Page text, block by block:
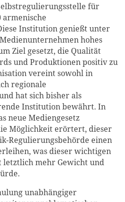
für
Institution genießt unter
hohes
Ziel gesetzt, die Qualität
und Produktionen positiv zu
vereint sowohl in
regionale
hat sich bisher als
Institution bewährt. In
neue Mediengesetz
Möglichkeit erörtert, dieser
Regulierungsbehörde einen
was dieser wichtigen
letztlich mehr Gewicht und
unabhängiger